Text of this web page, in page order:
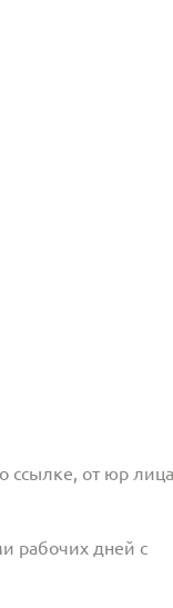
ссылке, от юр
рабочих дней с